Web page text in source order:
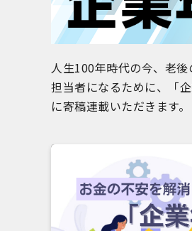
人生100年時代の今、老
担当者になるために、「
に寄稿連載いただきます。